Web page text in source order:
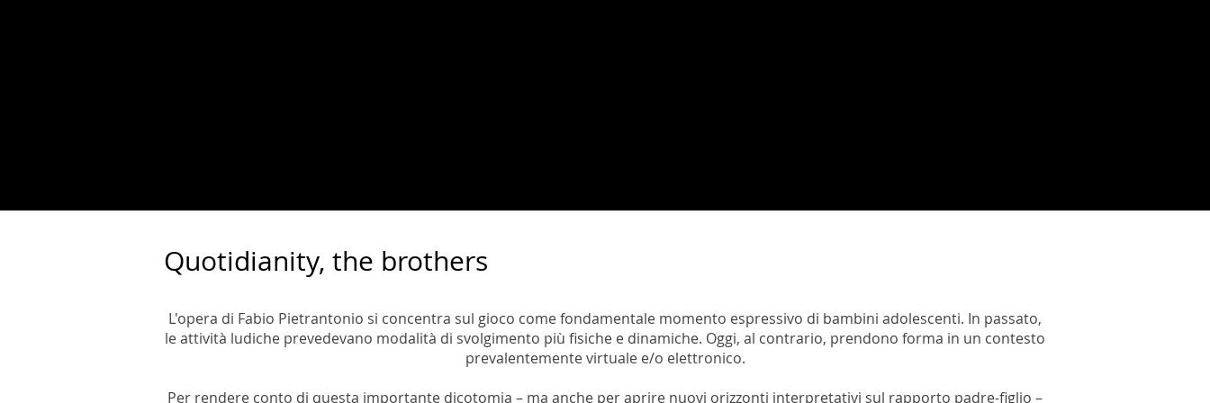
Quotidianity, the brothers
L'opera di Fabio Pietrantonio si concentra sul gioco come fondamentale momento espressivo di bambini adolescenti. In passato,
le attività ludiche prevedevano modalità di svolgimento più fisiche e dinamiche. Oggi, al contrario, prendono forma in un contesto
prevalentemente virtuale e/o elettronico.
Per rendere conto di questa importante dicotomia – ma anche per aprire nuovi orizzonti interpretativi sul rapporto padre-figlio –